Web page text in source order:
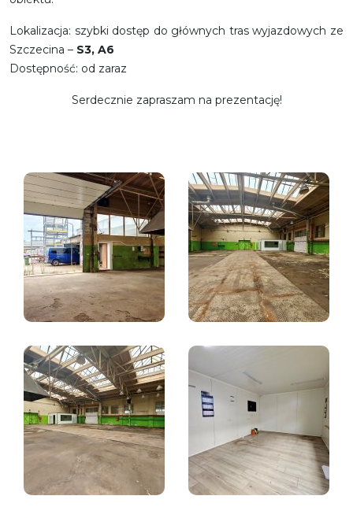
Lokalizacja: szybki dostęp do głównych tras wyjazdowych ze
Szczecina – S3, A6
Dostępność: od zaraz
Serdecznie zapraszam na prezentację!